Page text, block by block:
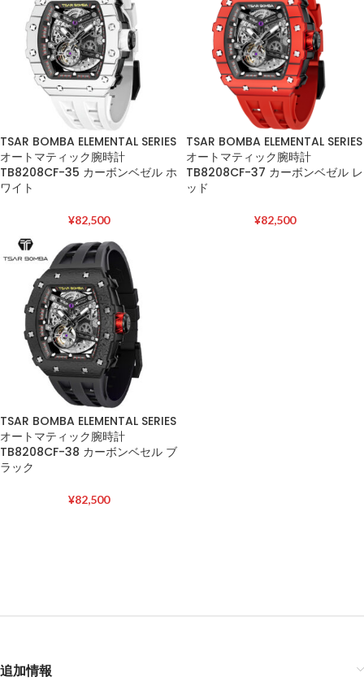
TSAR BOMBA ELEMENTAL SERIES
オートマティック腕時計
TB8208CF-35 カーボンベゼル ホ
ワイト
¥82,500
TSAR BOMBA ELEMENTAL SERIES
オートマティック腕時計
TB8208CF-37 カーボンベゼル レ
ッド
¥82,500
TSAR BOMBA ELEMENTAL SERIES
オートマティック腕時計
TB8208CF-38 カーボンベセル ブ
ラック
¥82,500
追加情報